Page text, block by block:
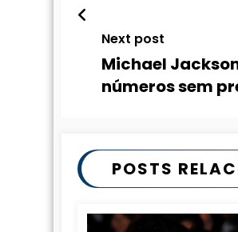
Next post
Michael
números sem
POSTS